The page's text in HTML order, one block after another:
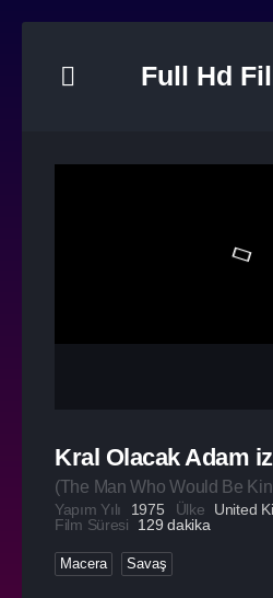
Full Hd
Kral Olacak Adam
(The Man Who Would Be
Yapım Yılı 1975 Ülke United
Film Süresi
129 dakika
Macera Savaş